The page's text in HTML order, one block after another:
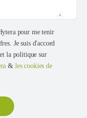
pour me tenir
Je suis d'accord
la politique sur
& les cookies de